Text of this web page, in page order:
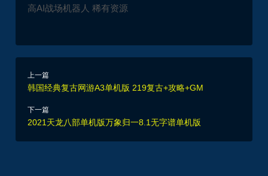
高AI战场机器人 稀有资源
上一篇
韩国经典复古网游A3单机版 219复古+攻略+GM
下一篇
2021天龙八部单机版万象归一8.1无字谱单机版